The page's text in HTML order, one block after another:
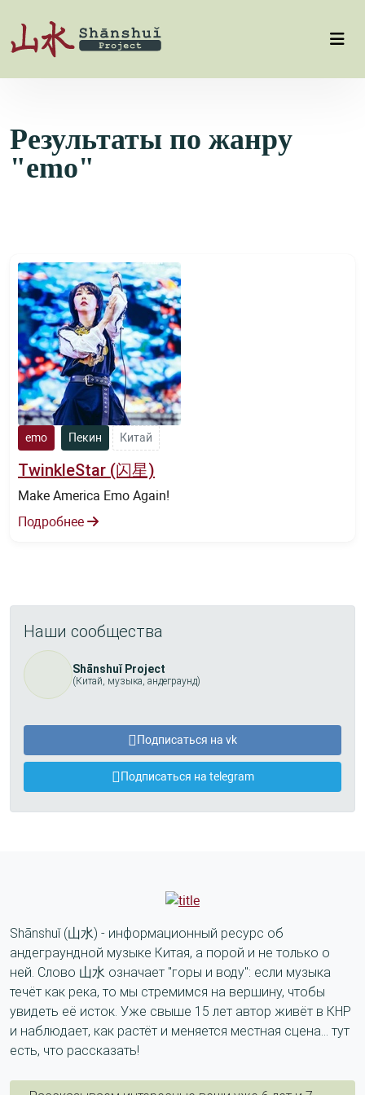
Результаты по жанру
"emo"
emo Пекин Китай
TwinkleStar (闪星)
Make America Emo Again!
Подробнее
Наши сообщества
Shānshuǐ Project
(Китай, музыка, андеграунд)
Подписаться на vk
Подписаться на telegram
Shānshuǐ (山水) - информационный ресурс об
андеграундной музыке Китая, а порой и не только о
ней. Слово 山水 означает "горы и воду": если музыка
течёт как река, то мы стремимся на вершину, чтобы
увидеть её исток. Уже свыше 15 лет автор живёт в КНР
и наблюдает, как растёт и меняется местная сцена... тут
есть, что рассказать!